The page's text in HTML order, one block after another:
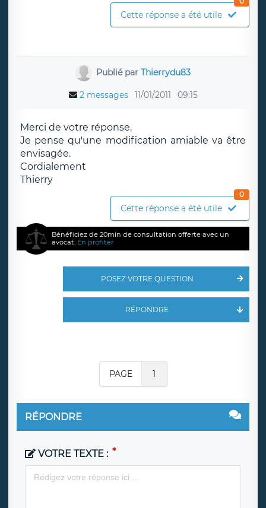
Cette réponse a été utile
Publié parThierrydu83
2 messages 11/01/2011 09:15
Merci de votre réponse.
Je pense qu'une modification amiable va être
envisagée.
Cordialement
Thierry
Cette réponse a été utile
0
Bénéficiez de 20min de consultation offerte avec un
avocat. En profiter
POSEZ VOTRE QUESTION
RÉPONDRE
PAGE 1
RÉPONDRE
VOTRE TEXTE :